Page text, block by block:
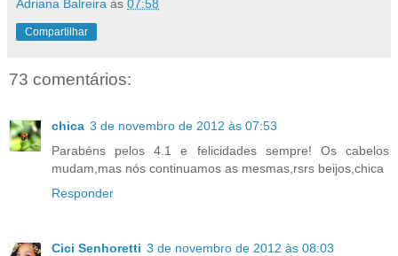
Adriana Balreira às 07:58
Compartilhar
73 comentários:
chica 3 de novembro de 2012 às 07:53
Parabéns pelos 4.1 e felicidades sempre! Os cabelos
mudam,mas nós continuamos as mesmas,rsrs beijos,chica
Responder
Cici Senhoretti 3 de novembro de 2012 às 08:03